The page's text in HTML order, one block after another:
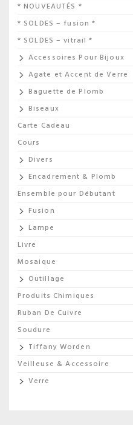
* NOUVEAUTÉS *
* SOLDES – fusion *
* SOLDES – vitrail *
Accessoires Pour Bijoux
Agate et Accent de Verre
Baguette de Plomb
Biseaux
Carte Cadeau
Cours
Divers
Encadrement & Plomb
Ensemble pour Débutant
Fusion
Lampe
Livre
Mosaique
Outillage
Produits Chimiques
Ruban De Cuivre
Soudure
Tiffany Worden
Veilleuse & Accessoire
Verre